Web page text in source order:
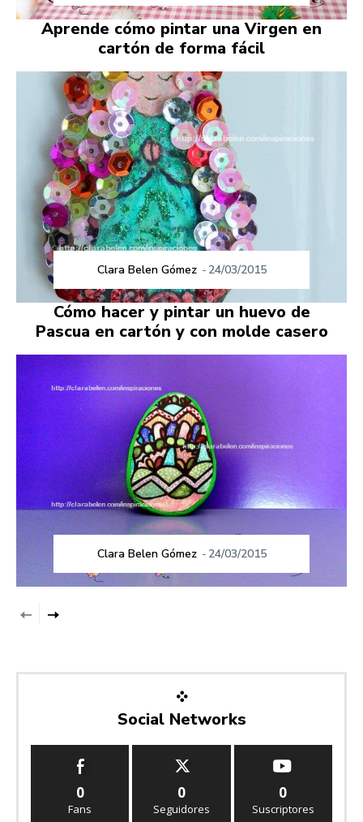
Aprende cómo pintar una Virgen en
cartón de forma fácil
Clara Belen Gómez - 24/03/2015
Cómo hacer y pintar un huevo de
Pascua en cartón y con molde casero
Clara Belen Gómez - 24/03/2015
Social Networks
0
Fans
0
Seguidores
0
Suscriptores